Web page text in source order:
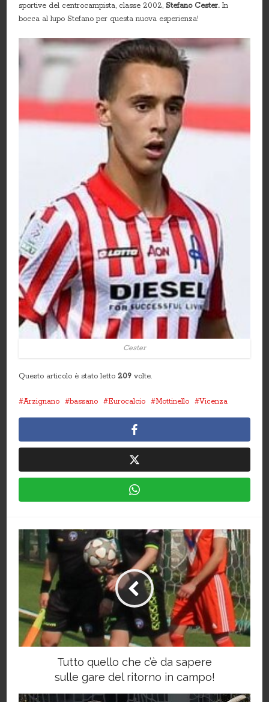
sportive del centrocampista, classe 2002, Stefano Cester. In
bocca al lupo Stefano per questa nuova esperienza!
Cester
Questo articolo è stato letto 209 volte.
Arzignano bassano Eurocalcio Mottinello Vicenza
Tutto quello che c’è da sapere
sulle gare del ritorno in campo!